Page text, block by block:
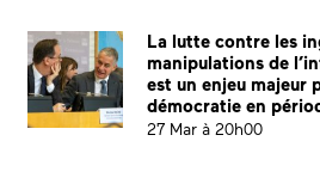
La lutte contre les
manipulations de
est un enjeu majeur
démocratie en
27 Mar à 20h00